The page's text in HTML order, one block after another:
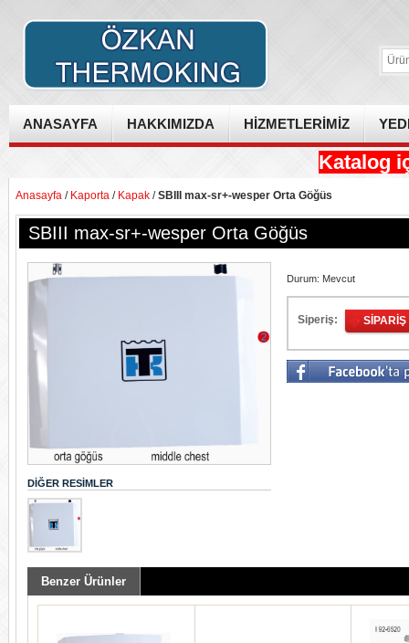
ANASAYFA HAKKIMIZDA HİZMETLERİMİZ
Katalog
Anasayfa / Kaporta / Kapak /SBIII max-sr+-wesper Orta Göğüs
SBIII max-sr+-wesper Orta Göğüs
Durum: Mevcut
Siperiş:
DIĞER RESIMLER
Benzer Ürünler